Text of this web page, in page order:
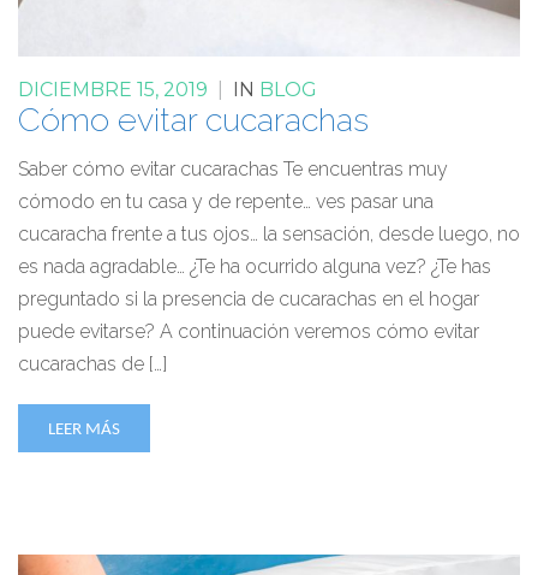
DICIEMBRE 15, 2019 IN BLOG
Cómo evitar cucarachas
Saber cómo evitar cucarachas Te encuentras muy
cómodo en tu casa y de repente… ves pasar una
cucaracha frente a tus ojos… la sensación, desde luego, no
es nada agradable… ¿Te ha ocurrido alguna vez? ¿Te has
preguntado si la presencia de cucarachas en el hogar
puede evitarse? A continuación veremos cómo evitar
cucarachas de […]
LEER MÁS